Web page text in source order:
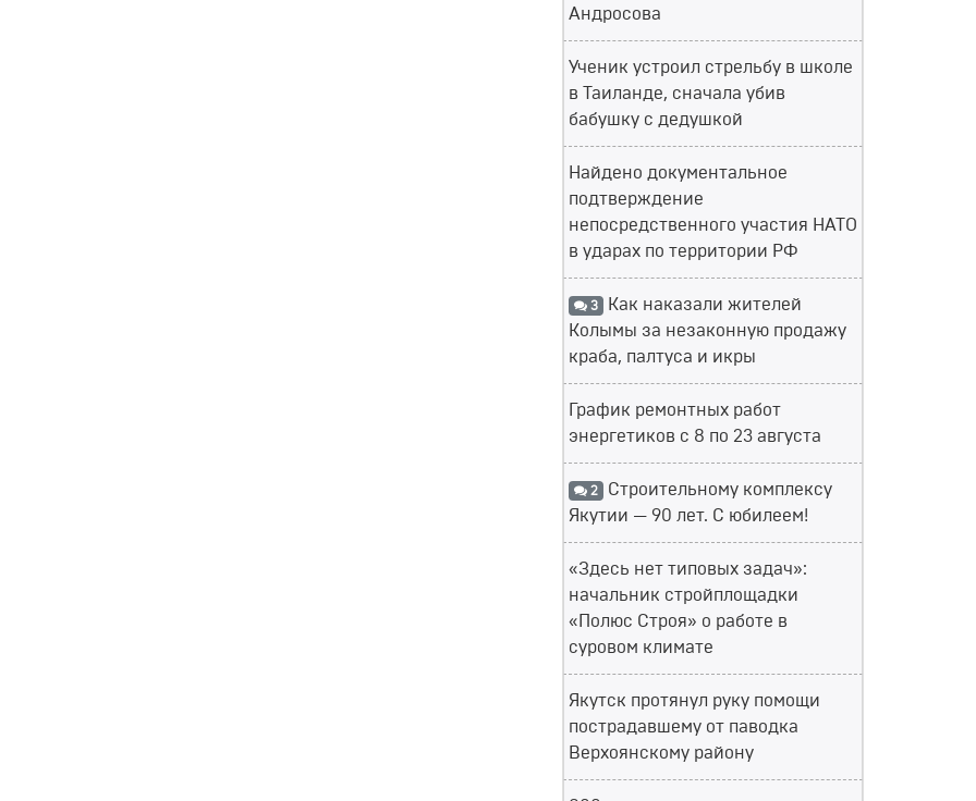
Андросова
Ученик устроил стрельбу в школе
в Таиланде, сначала убив
бабушку с дедушкой
Найдено документальное
подтверждение
непосредственного участия НАТО
в ударах по территории РФ
3 Как наказали жителей
Колымы за незаконную продажу
краба, палтуса и икры
График ремонтных работ
энергетиков с 8 по 23 августа
2 Строительному комплексу
Якутии — 90 лет. С юбилеем!
«Здесь нет типовых задач»:
начальник стройплощадки
«Полюс Строя» о работе в
суровом климате
Якутск протянул руку помощи
пострадавшему от паводка
Верхоянскому району